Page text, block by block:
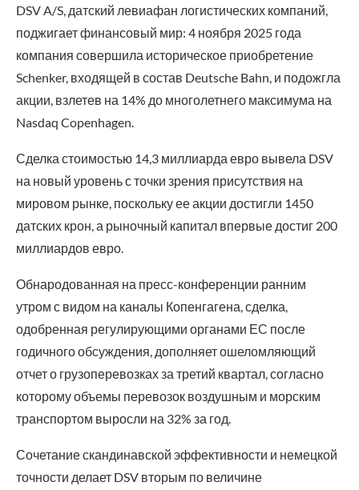
DSV A/S, датский левиафан логистических компаний,
поджигает финансовый мир: 4 ноября 2025 года
компания совершила историческое приобретение
Schenker, входящей в состав Deutsche Bahn, и подожгла
акции, взлетев на 14% до многолетнего максимума на
Nasdaq Copenhagen.
Сделка стоимостью 14,3 миллиарда евро вывела DSV
на новый уровень с точки зрения присутствия на
мировом рынке, поскольку ее акции достигли 1450
датских крон, а рыночный капитал впервые достиг 200
миллиардов евро.
Обнародованная на пресс-конференции ранним
утром с видом на каналы Копенгагена, сделка,
одобренная регулирующими органами ЕС после
годичного обсуждения, дополняет ошеломляющий
отчет о грузоперевозках за третий квартал, согласно
которому объемы перевозок воздушным и морским
транспортом выросли на 32% за год.
Сочетание скандинавской эффективности и немецкой
точности делает DSV вторым по величине